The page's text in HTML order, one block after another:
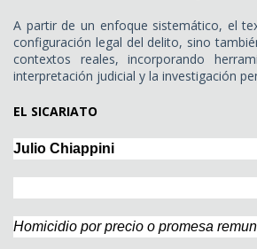
A partir de un enfoque sistemático, el
configuración legal del delito, sino
contextos reales, incorporando
interpretación judicial y la investigación
EL SICARIATO
Julio Chiappini
Homicidio por precio o promesa